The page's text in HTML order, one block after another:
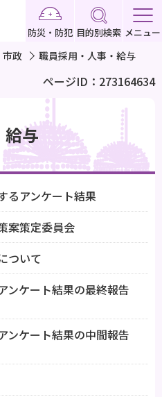
防災・防犯 目的別検索 メニュー
市政 職員採用・人事・給与
ページID：273164634
給与
るアンケート結果
案策定委員会
ついて
ンケート結果の最終報告
ンケート結果の中間報告